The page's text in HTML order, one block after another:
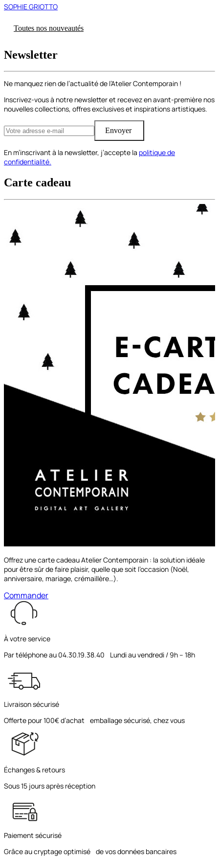
SOPHIE GRIOTTO
Toutes nos nouveautés
Newsletter
Ne manquez rien de l’actualité de l’Atelier Contemporain !
Inscrivez-vous à notre newsletter et recevez en avant-première nos
nouvelles collections, offres exclusives et inspirations artistiques.
Envoyer
En m’inscrivant à la newsletter, j’accepte la politique de
confidentialité.
Carte cadeau
Offrez une carte cadeau Atelier Contemporain : la solution idéale
pour être sûr de faire plaisir, quelle que soit l’occasion (Noël,
anniversaire, mariage, crémaillère…).
Commander
À votre service
Par téléphone au 04.30.19.38.40 Lundi au vendredi / 9h – 18h
Livraison sécurisé
Offerte pour 100€ d’achat emballage sécurisé, chez vous
Échanges & retours
Sous 15 jours après réception
Paiement sécurisé
Grâce au cryptage optimisé de vos données bancaires